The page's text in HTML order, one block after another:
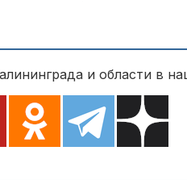
и области в